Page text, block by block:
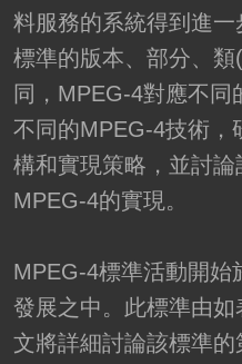
料服務的系統得到進
標準的版本、部分、
同，MPEG-4對應不同
不同的MPEG-4技術，
構和實現策略，並討
MPEG-4的實現。
MPEG-4標準活動開始
發展之中。此標準由
文將詳細討論該標準